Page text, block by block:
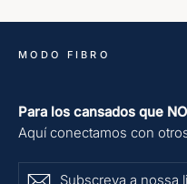
MODO FIBRO
Para los cansados que
Aquí conectamos con
Subscreva
Subscrever
Subscrever